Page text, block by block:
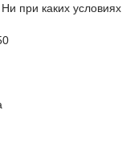
Ни при каких условиях